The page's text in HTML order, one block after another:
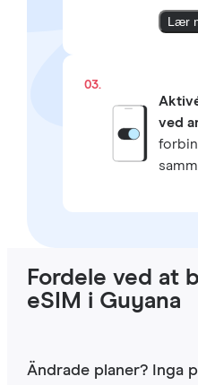
Lær
03.
ved
Fordele ved at
eSIM i Guyana
Ändrade planer? Inga